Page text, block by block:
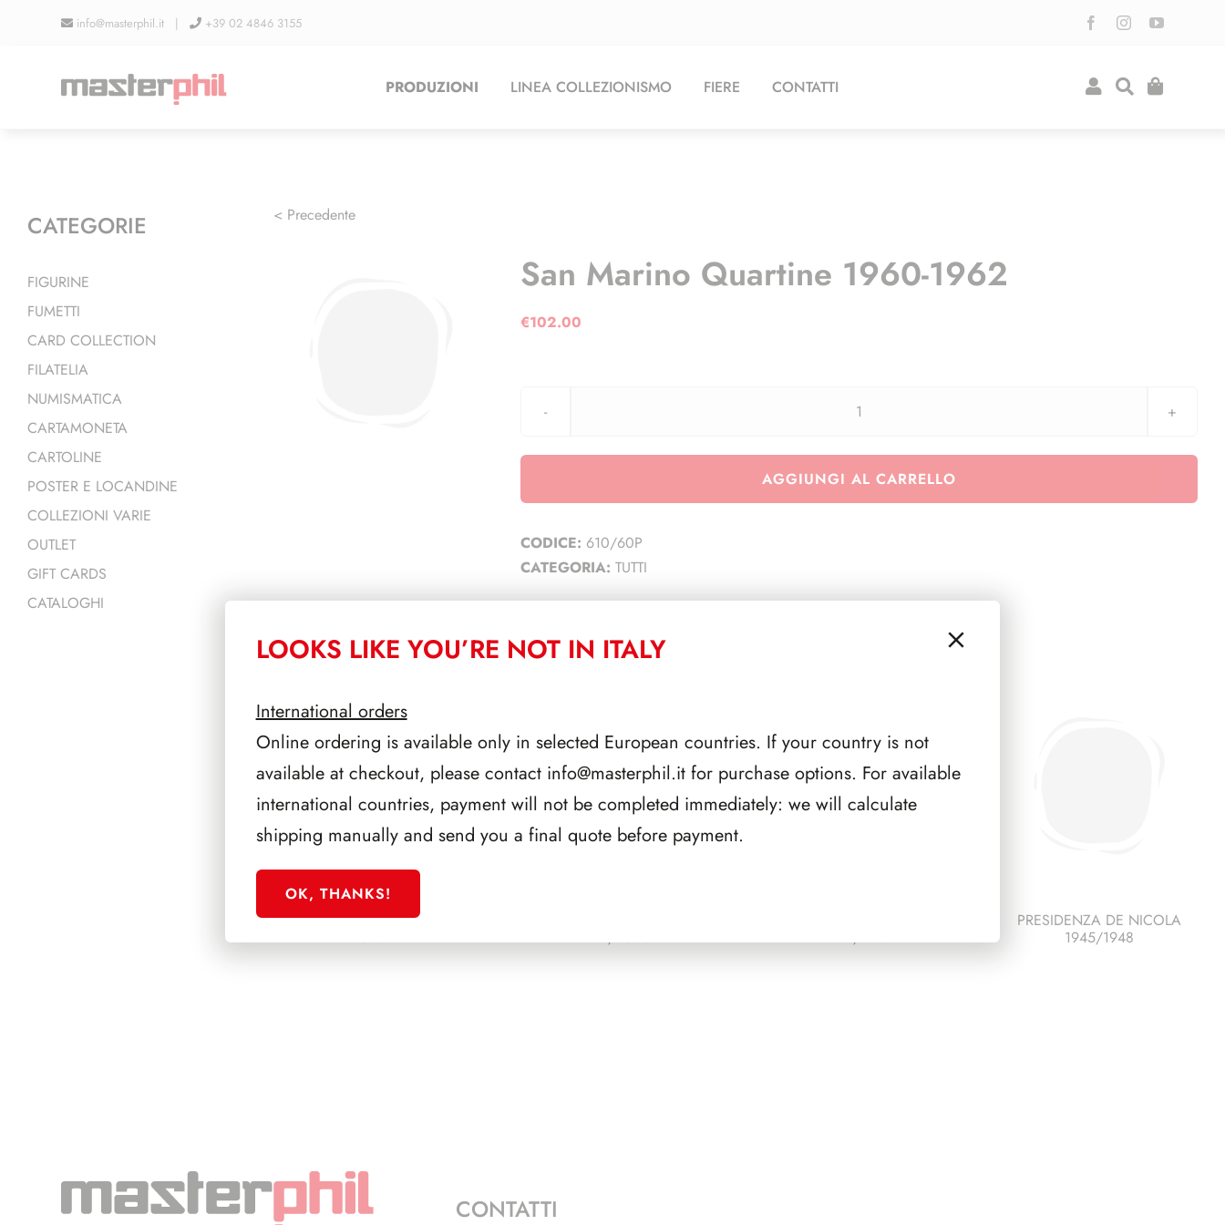
info@masterphil.it | +39 02 4846 3155
PRODUZIONI LINEA COLLEZIONISMO FIERE CONTATTI
< Precedente
San Marino Quartine 1960-1962
€102.00
San
quartine
AGGIUNGI AL CARRELLO
CODICE: 610/60P
CATEGORIA: TUTTI
PRODOTTI CORRELATI
SFORZESCO ITALIA 1986
PAGINE 4
1999/2006
1972/1978
PRESIDENZA DE NICOLA
1945/1948
CATEGORIE
FIGURINE
FUMETTI
CARD COLLECTION
FILATELIA
NUMISMATICA
CARTAMONETA
CARTOLINE
POSTER E LOCANDINE
COLLEZIONI VARIE
OUTLET
GIFT CARDS
CATALOGHI
CONTATTI
LOOKS LIKE YOU’RE NOT IN ITALY
International orders
Online ordering is available only in selected European countries. If your country is not
available at checkout, please contact info@masterphil.itfor purchase options. For available
international countries, payment will not be completed immediately: we will calculate
shipping manually and send you a final quote before payment.
OK, THANKS!